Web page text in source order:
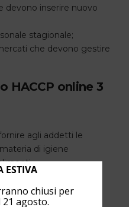
devono inserire nuovo
stagionale;
che devono gestire
HACCP online 3
agli addetti le
di igiene
ESTIVA
chiusi per
agosto.